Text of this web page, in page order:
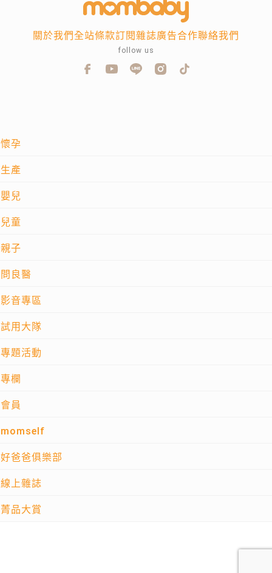
懷孕
生產
嬰兒
兒童
親子
問良醫
影音專區
試用大隊
專題活動
專欄
會員
momself
好爸爸俱樂部
線上雜誌
菁品大賞
關於我們全站條款訂閱雜誌廣告合作聯絡我們
follow us